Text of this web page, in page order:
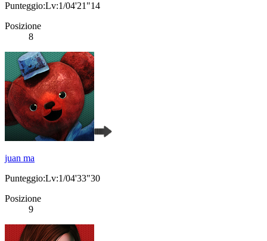
Punteggio:Lv:1/04'21"14
Posizione
8
juan ma
Punteggio:Lv:1/04'33"30
Posizione
9